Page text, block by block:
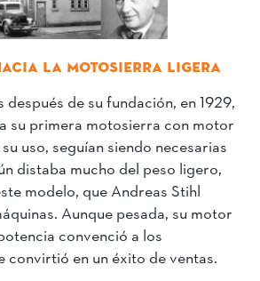
LA MOTOSIERRA LIGERA
después de su fundación, en 1929,
su primera motosierra con motor
uso, seguían siendo necesarias
distaba mucho del peso ligero,
modelo, que Andreas Stihl
Aunque pesada, su motor
convenció a los
convirtió en un éxito de ventas.